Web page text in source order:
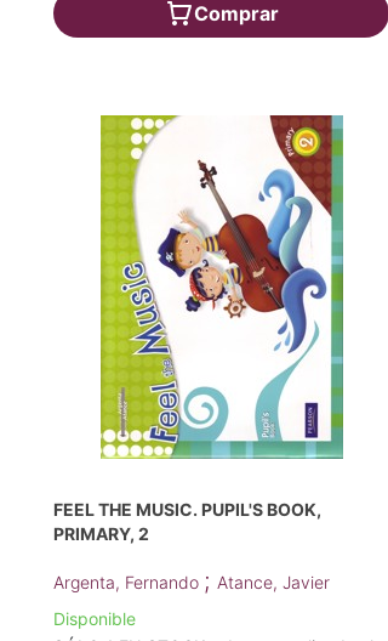
Comprar
FEEL THE MUSIC. PUPIL'S BOOK,
PRIMARY, 2
Argenta, Fernando ; Atance, Javier
Disponible